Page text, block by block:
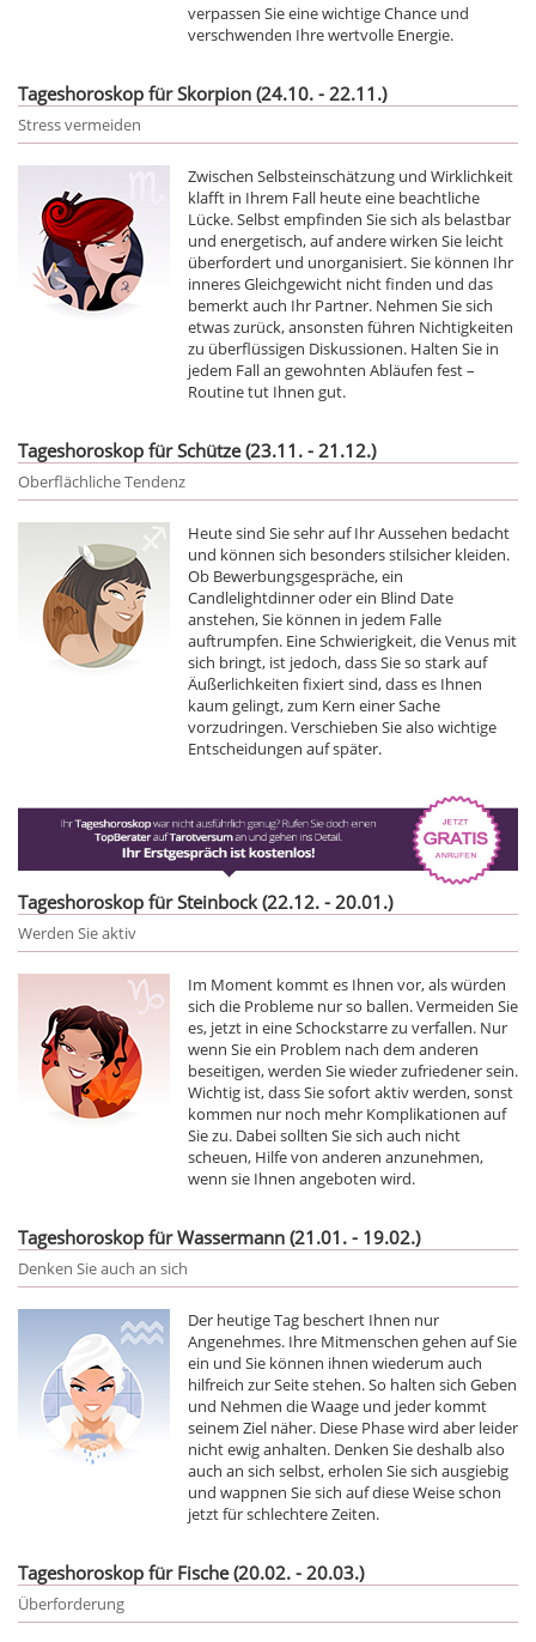
verpassen Sie eine wichtige Chance und
verschwenden Ihre wertvolle Energie.
Tageshoroskop für Skorpion (24.10. - 22.11.)
Stress vermeiden
Zwischen Selbsteinschätzung und Wirklichkeit
klafft in Ihrem Fall heute eine beachtliche
Lücke. Selbst empfinden Sie sich als belastbar
und energetisch, auf andere wirken Sie leicht
überfordert und unorganisiert. Sie können Ihr
inneres Gleichgewicht nicht finden und das
bemerkt auch Ihr Partner. Nehmen Sie sich
etwas zurück, ansonsten führen Nichtigkeiten
zu überflüssigen Diskussionen. Halten Sie in
jedem Fall an gewohnten Abläufen fest –
Routine tut Ihnen gut.
Tageshoroskop für Schütze (23.11. - 21.12.)
Oberflächliche Tendenz
Heute sind Sie sehr auf Ihr Aussehen bedacht
und können sich besonders stilsicher kleiden.
Ob Bewerbungsgespräche, ein
Candlelightdinner oder ein Blind Date
anstehen, Sie können in jedem Falle
auftrumpfen. Eine Schwierigkeit, die Venus mit
sich bringt, ist jedoch, dass Sie so stark auf
Äußerlichkeiten fixiert sind, dass es Ihnen
kaum gelingt, zum Kern einer Sache
vorzudringen. Verschieben Sie also wichtige
Entscheidungen auf später.
Tageshoroskop für Steinbock (22.12. - 20.01.)
Werden Sie aktiv
Im Moment kommt es Ihnen vor, als würden
sich die Probleme nur so ballen. Vermeiden Sie
es, jetzt in eine Schockstarre zu verfallen. Nur
wenn Sie ein Problem nach dem anderen
beseitigen, werden Sie wieder zufriedener sein.
Wichtig ist, dass Sie sofort aktiv werden, sonst
kommen nur noch mehr Komplikationen auf
Sie zu. Dabei sollten Sie sich auch nicht
scheuen, Hilfe von anderen anzunehmen,
wenn sie Ihnen angeboten wird.
Tageshoroskop für Wassermann (21.01. - 19.02.)
Denken Sie auch an sich
Der heutige Tag beschert Ihnen nur
Angenehmes. Ihre Mitmenschen gehen auf Sie
ein und Sie können ihnen wiederum auch
hilfreich zur Seite stehen. So halten sich Geben
und Nehmen die Waage und jeder kommt
seinem Ziel näher. Diese Phase wird aber leider
nicht ewig anhalten. Denken Sie deshalb also
auch an sich selbst, erholen Sie sich ausgiebig
und wappnen Sie sich auf diese Weise schon
jetzt für schlechtere Zeiten.
Tageshoroskop für Fische (20.02. - 20.03.)
Überforderung